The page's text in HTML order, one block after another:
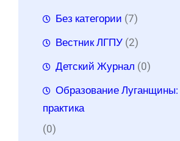
Без категории (7)
Вестник ЛГПУ (2)
Детский Журнал (0)
Образование Луганщины:
практика
(0)